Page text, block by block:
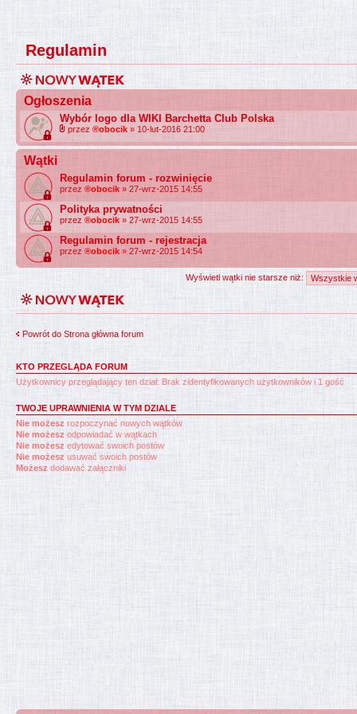
Regulamin
Ogłoszenia
Wybór logo dla WIKI Barchetta Club Polska
przez ®obocik » 10-lut-2016 21:00
Wątki
Regulamin forum - rozwinięcie
przez ®obocik » 27-wrz-2015 14:55
Polityka prywatności
przez ®obocik » 27-wrz-2015 14:55
Regulamin forum - rejestracja
przez ®obocik » 27-wrz-2015 14:54
Wyświetl wątki nie starsze niż:
Powrót do Strona główna forum
KTO PRZEGLĄDA FORUM
Użytkownicy przeglądający ten dział: Brak zidentyfikowanych użytkowników i 1 gość
TWOJE UPRAWNIENIA W TYM DZIALE
Nie możesz rozpoczynać nowych wątków
Nie możesz odpowiadać w wątkach
Nie możesz edytować swoich postów
Nie możesz usuwać swoich postów
Możesz dodawać załączniki